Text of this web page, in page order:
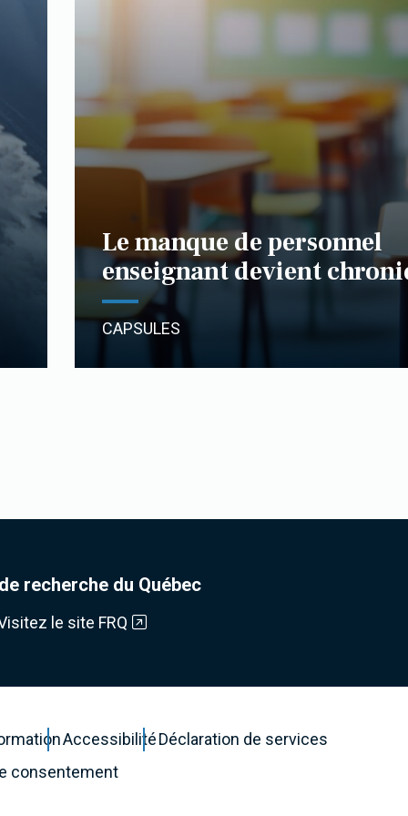
Le manque de personnel
enseignant devient
CAPSULES
recherche du Québec
le site FRQ
AccessibilitéDéclaration de services
consentement